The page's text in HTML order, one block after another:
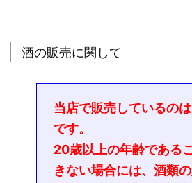
酒の販売に関して
当店で販売しているのは
です。
20歳以上の年齢である
きない場合には、酒類